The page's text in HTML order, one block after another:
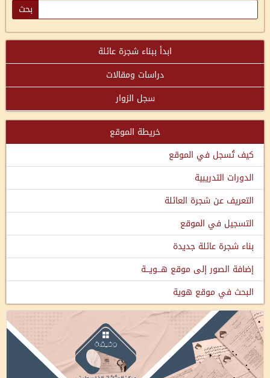
ابدأ ببناء شجرة عائلة
دراسات ومقالات
سجل الزوار
خريطة الموقع
كيف تُسجل في الموقع
الدورات التدريبية
التعريف عن شجرة العائلة
التسجيل في الموقع
بناء شجرة عائلة جديدة
إضافة الصور إلى موقع هـــويـــة
البحث في موقع هوية